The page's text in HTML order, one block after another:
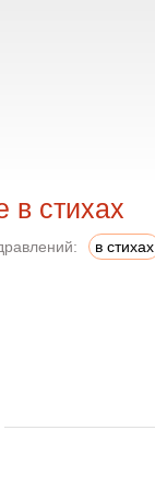
в стихах
в стихах